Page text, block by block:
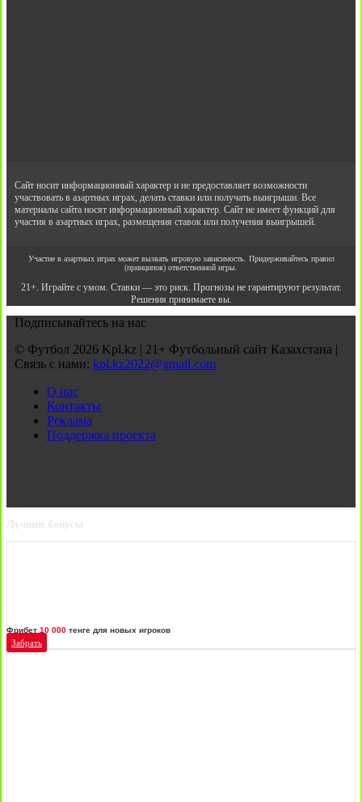
Сайт носит информационный характер и не предоставляет возможности
участвовать в азартных играх, делать ставки или получать выигрыши. Все
материалы сайта носят информационный характер. Сайт не имеет функций для
участия в азартных играх, размещения ставок или получения выигрышей.
Участие в азартных играх может вызвать игровую зависимость. Придерживайтесь правил
(принципов) ответственной игры.
21+. Играйте с умом. Ставки — это риск. Прогнозы не гарантируют результат.
Решения принимаете вы.
Подписывайтесь на нас
© Футбол 2026 Kpl.kz | 21+ Футбольный сайт Казахстана |
Связь с нами: kpl.kz2022@gmail.com
О нас
Контакты
Реклама
Поддержка проекта
Лучшие бонусы
Фрибет 10 000 тенге для новых игроков
Забрать